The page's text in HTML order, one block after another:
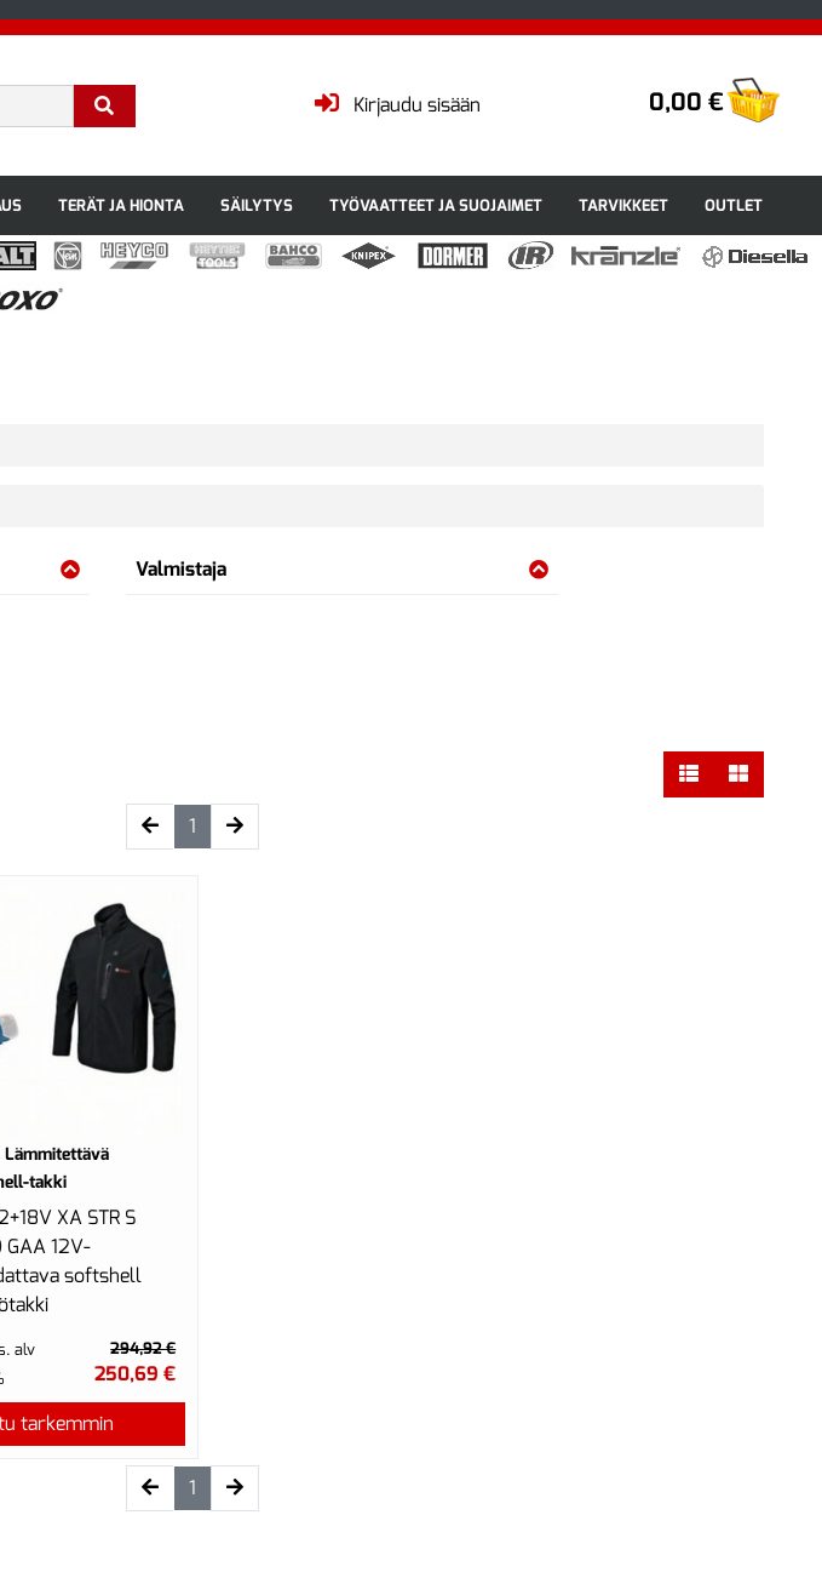
0,00 €
Kirjaudu sisään
TERÄT JA HIONTA SÄILYTYS TYÖVAATTEET JA SUOJAIMET TARVIKKEET OUTLET
Valmistaja
1(current)
Lämmitettävä
takki
XA STR S
GAA 12V-
softshell
alv
294,92 €
250,69 €
tarkemmin
1(current)